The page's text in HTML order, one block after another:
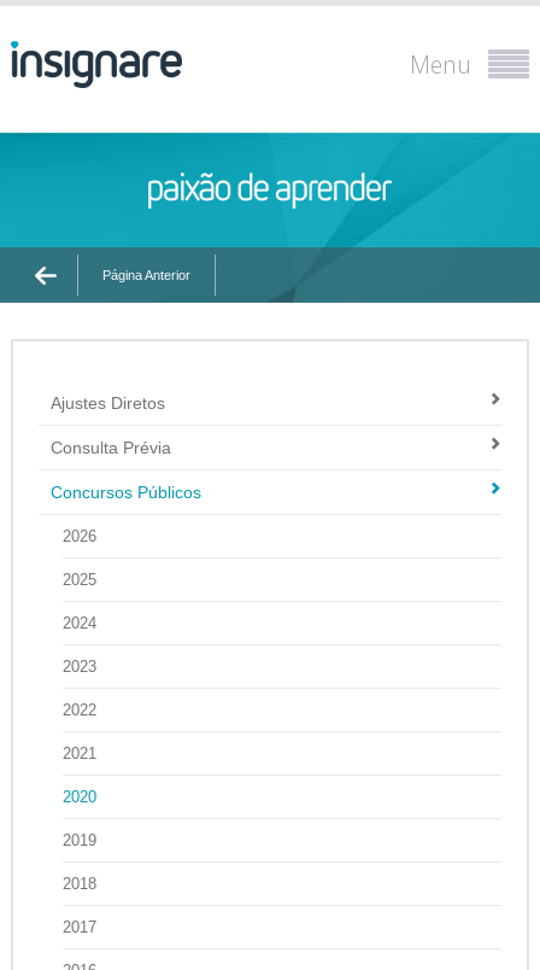
Menu
Página Anterior
Ajustes Diretos
Consulta Prévia
Concursos Públicos
2026
2025
2024
2023
2022
2021
2020
2019
2018
2017